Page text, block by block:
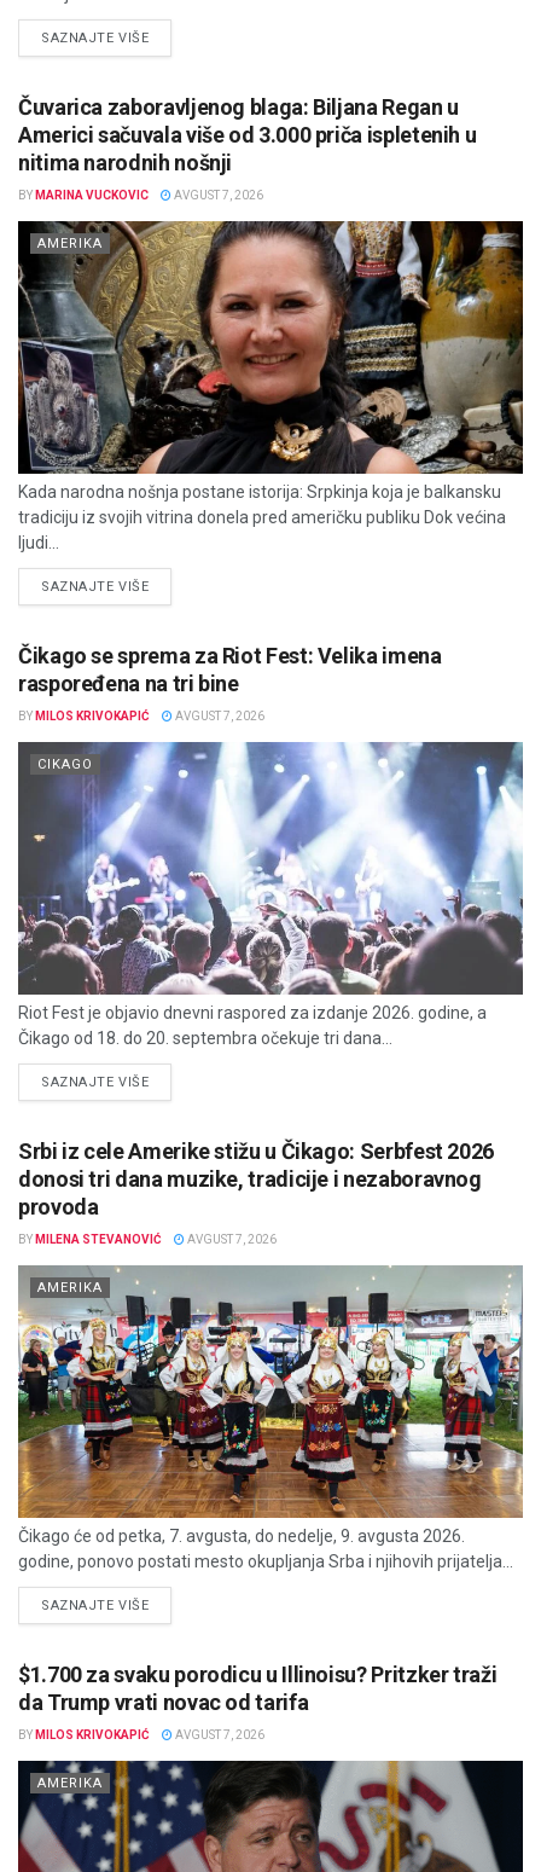
SAZNAJTE VIŠEDETAILS
Čuvarica zaboravljenog blaga: Biljana Regan u
Americi sačuvala više od 3.000 priča ispletenih u
nitima narodnih nošnji
BY MARINA VUCKOVIC AVGUST 7, 2026
AMERIKA
Kada narodna nošnja postane istorija: Srpkinja koja je balkansku
tradiciju iz svojih vitrina donela pred američku publiku Dok većina
ljudi...
SAZNAJTE VIŠEDETAILS
Čikago se sprema za Riot Fest: Velika imena
raspoređena na tri bine
BY MILOS KRIVOKAPIĆ AVGUST 7, 2026
CIKAGO
Riot Fest je objavio dnevni raspored za izdanje 2026. godine, a
Čikago od 18. do 20. septembra očekuje tri dana...
SAZNAJTE VIŠEDETAILS
Srbi iz cele Amerike stižu u Čikago: Serbfest 2026
donosi tri dana muzike, tradicije i nezaboravnog
provoda
BY MILENA STEVANOVIĆ AVGUST 7, 2026
AMERIKA
Čikago će od petka, 7. avgusta, do nedelje, 9. avgusta 2026.
godine, ponovo postati mesto okupljanja Srba i njihovih prijatelja...
SAZNAJTE VIŠEDETAILS
$1.700 za svaku porodicu u Illinoisu? Pritzker traži
da Trump vrati novac od tarifa
BY MILOS KRIVOKAPIĆ AVGUST 7, 2026
AMERIKA